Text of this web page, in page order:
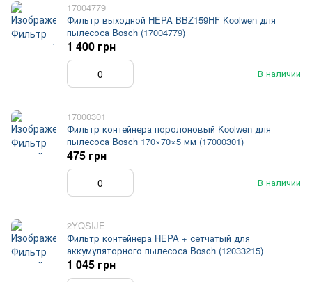
17004779
Фильтр выходной HEPA BBZ159HF Koolwen для
пылесоса Bosch (17004779)
В наличии
1 400 грн
17000301
Фильтр контейнера поролоновый Koolwen для
пылесоса Bosch 170×70×5 мм (17000301)
В наличии
475 грн
2YQSIJE
Фильтр контейнера HEPA + сетчатый для
аккумуляторного пылесоса Bosch (12033215)
1 045 грн